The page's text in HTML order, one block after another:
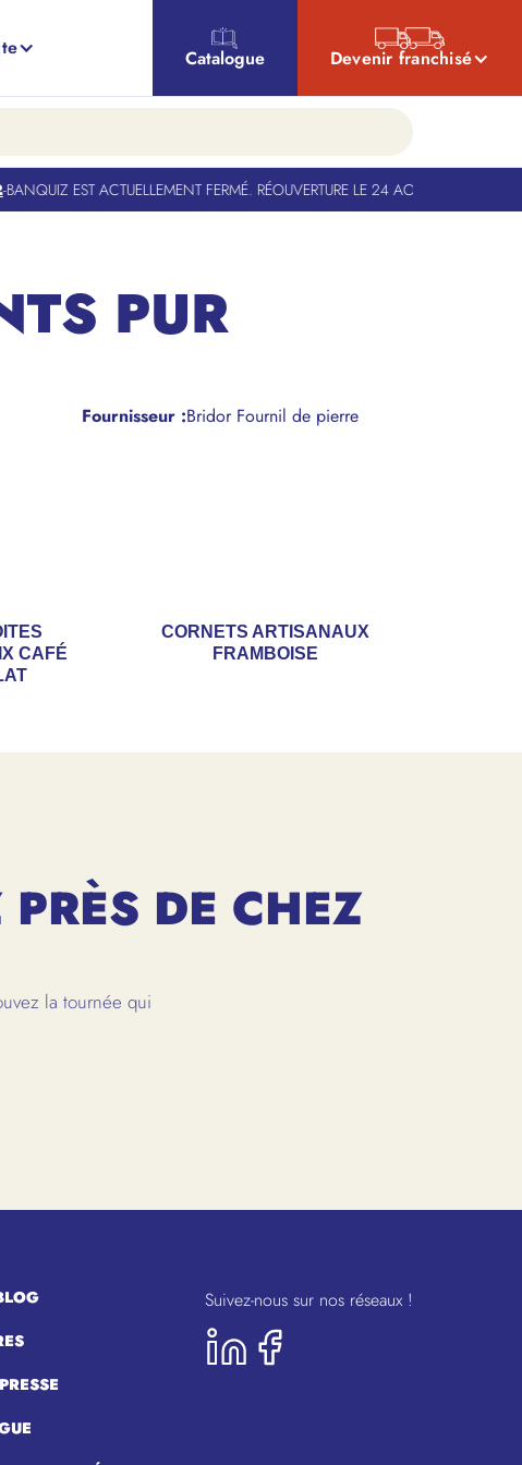
Catalogue Devenir franchisé
EST ACTUELLEMENT FERMÉ. RÉOUVERTURE LE 24 AOÛT
PUR
Fournisseur :Bridor Fournil de pierre
CAFÉ
CORNETS ARTISANAUX
FRAMBOISE
DE CHEZ
la tournée qui
Suivez-nous sur nos réseaux !